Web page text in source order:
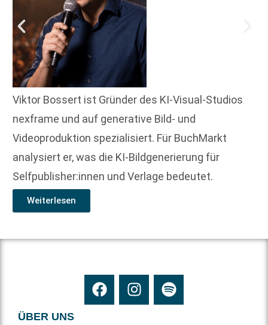
Viktor Bossert ist Gründer des KI-Visual-Studios
nexframe und auf generative Bild- und
Videoproduktion spezialisiert. Für BuchMarkt
analysiert er, was die KI-Bildgenerierung für
Selfpublisher:innen und Verlage bedeutet.
Weiterlesen
ÜBER UNS